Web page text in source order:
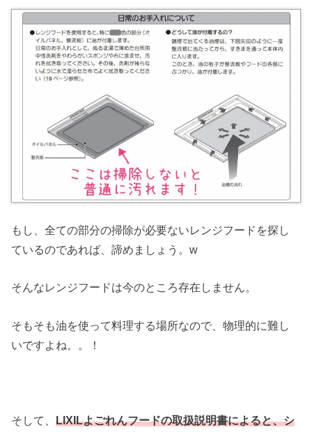
もし、全ての部分の掃除が必要ないレンジフードを探し
ているのであれば、諦めましょう。w
そんなレンジフードは今のところ存在しません。
そもそも油を使って料理する場所なので、物理的に難し
いですよね。。！
そして、LIXILよごれんフードの取扱説明書によると、シ